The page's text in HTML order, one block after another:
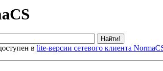
в lite-версии сетевого клиента